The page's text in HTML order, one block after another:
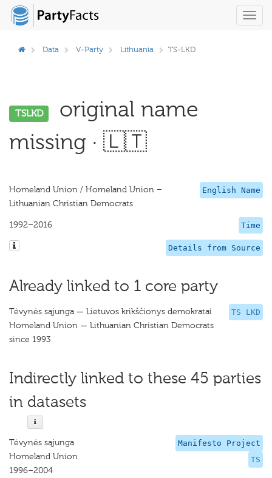
Data V-Party Lithuania TS-LKD
TSLKD
original name
missing · 🇱🇹
English Name
Homeland Union / Homeland Union –
Lithuanian Christian Democrats
Time
1992–2016
Details from Source
Already linked to 1 core party
TS LKD
Tėvynės sąjunga — Lietuvos krikščionys demokratai
Homeland Union — Lithuanian Christian Democrats
since 1993
Indirectly linked to these 45 parties
in datasets
Manifesto Project
TS
Tėvynės sąjunga
Homeland Union
1996–2004